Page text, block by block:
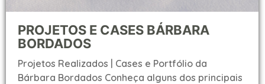
PROJETOS E CASES BÁRBARA
BORDADOS
Projetos Realizados | Cases e Portfólio da
Bárbara Bordados Conheça alguns dos principais